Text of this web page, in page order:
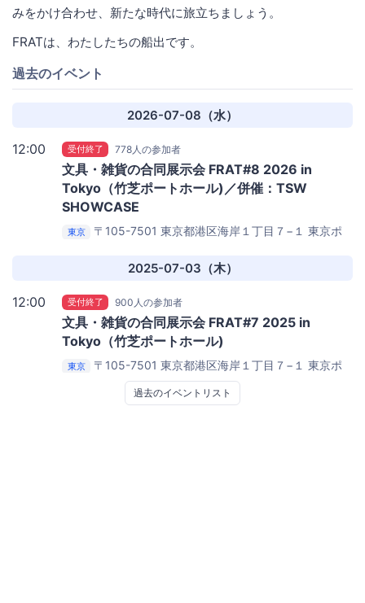
みをかけ合わせ、新たな時代に旅立ちましょう。
FRATは、わたしたちの船出です。
過去のイベント
2026-07-08（水）
12:00 受付終了 778人の参加者
文具・雑貨の合同展示会 FRAT#8 2026 in
Tokyo（竹芝ポートホール)／併催：TSW
SHOWCASE
東京
〒105-7501 東京都港区海岸１丁目７−１ 東京ポ
芝 ポートホール2025-07-03（木）
12:00 受付終了 900人の参加者
文具・雑貨の合同展示会 FRAT#7 2025 in
Tokyo（竹芝ポートホール)
東京
〒105-7501 東京都港区海岸１丁目７−１ 東京ポ
ートシティ竹芝 オフィスタワー1階
芝 ポートホール過去のイベントリスト